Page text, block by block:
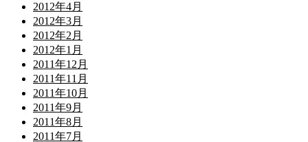
2012年4月
2012年3月
2012年2月
2012年1月
2011年12月
2011年11月
2011年10月
2011年9月
2011年8月
2011年7月